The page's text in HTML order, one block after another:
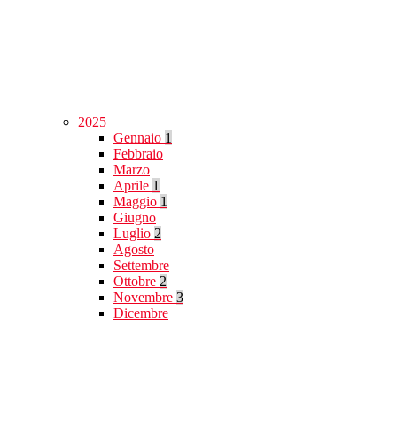
2025
Gennaio 1
Febbraio
Marzo
Aprile 1
Maggio 1
Giugno
Luglio 2
Agosto
Settembre
Ottobre 2
Novembre 3
Dicembre